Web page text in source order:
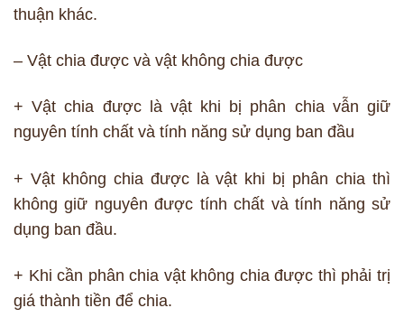
thuận khác.
– Vật chia được và vật không chia được
+ Vật chia được là vật khi bị phân chia vẫn giữ
nguyên tính chất và tính năng sử dụng ban đầu
+ Vật không chia được là vật khi bị phân chia thì
không giữ nguyên được tính chất và tính năng sử
dụng ban đầu.
+ Khi cần phân chia vật không chia được thì phải trị
giá thành tiền để chia.